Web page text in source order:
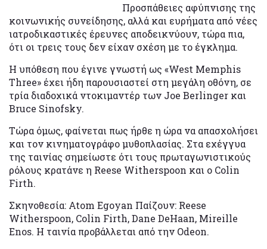
Προσπάθειες αφύπνισης της
κοινωνικής συνείδησης, αλλά και ευρήματα από νέες
ιατροδικαστικές έρευνες αποδεικνύουν, τώρα πια,
ότι οι τρεις τους δεν είχαν σχέση με το έγκλημα.
Η υπόθεση που έγινε γνωστή ως «West Memphis
Three» έχει ήδη παρουσιαστεί στη μεγάλη οθόνη, σε
τρία διαδοχικά ντοκιμαντέρ των Joe Berlinger και
Bruce Sinofsky.
Τώρα όμως, φαίνεται πως ήρθε η ώρα να απασχολήσει
και τον κινηματογράφο μυθοπλασίας. Στα εχέγγυα
της ταινίας σημείωστε ότι τους πρωταγωνιστικούς
ρόλους κρατάνε η Reese Witherspoon και ο Colin
Firth.
Σκηνοθεσία: Atom Egoyan Παίζουν: Reese
Witherspoon, Colin Firth, Dane DeHaan, Mireille
Enos. Η ταινία προβάλλεται από την Odeon.